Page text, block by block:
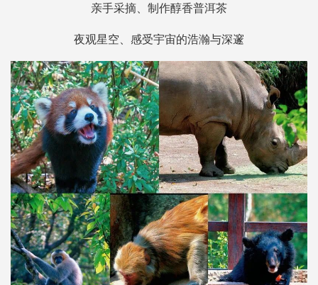
亲手采摘、制作醇香普洱茶
夜观星空、感受宇宙的浩瀚与深邃